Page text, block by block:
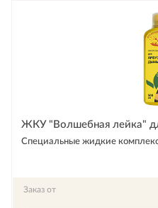
ЖКУ "Волшебная лейка"
Специальные жидкие
Заказ от